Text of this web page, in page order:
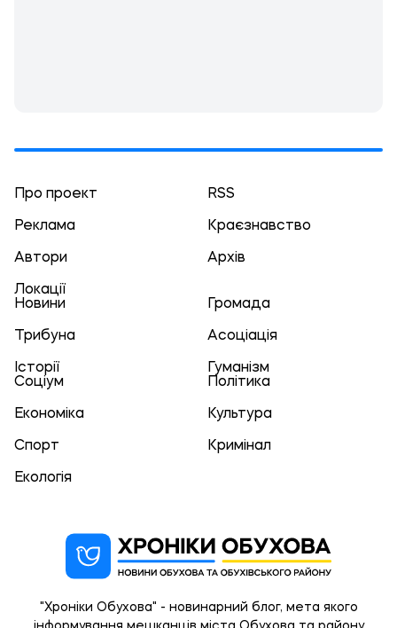
Про проект RSS
Реклама Краєзнавство
Автори Архів
Локації
Новини
Громада
Трибуна Асоціація
Історії
Гуманізм
Соціум
Політика
Економіка Культура
Спорт Кримінал
Екологія
"Хроніки Обухова" - новинарний блог, мета якого